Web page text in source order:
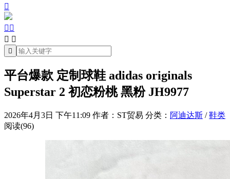

 
 

平台爆款 定制球鞋 adidas originals
Superstar 2 初恋粉桃 黑粉 JH9977
2026年4月3日 下午11:09 作者：ST贸易 分类： 阿迪达斯 /鞋类
阅读(96)